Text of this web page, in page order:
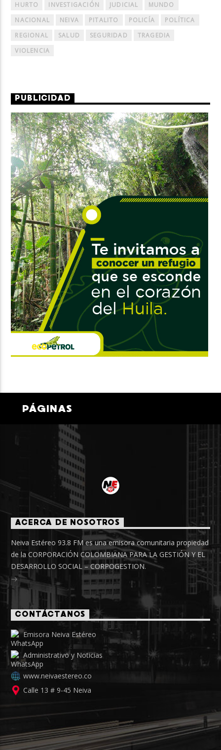
HURTO
INVESTIGACIÓN JUDICIAL
MUNDO
NACIONAL
NEIVA PITALITO POLICÍA
POLÍTICA
REGIONAL
SALUD SEGURIDAD
TRAGEDIA
VIOLENCIA
PUBLICIDAD
PÁGINAS
ACERCA DE NOSOTROS
Neiva Estéreo 93.8 FM es una emisora comunitaria propiedad
de la CORPORACIÓN COLOMBIANA PARA LA GESTIÓN Y EL
DESARROLLO SOCIAL – CORPOGESTION.
CONTÁCTANOS
Emisora Neiva Estéreo
Administrativo y Noticias
www.neivaestereo.co
Calle 13 # 9-45 Neiva